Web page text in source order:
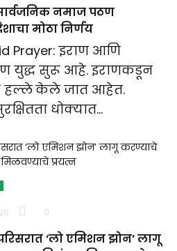
नमाज पठण
मोठा निर्णय
Prayer: इराण आणि
युद्ध सुरू आहे. इराणकडून
हल्ले केले जात आहेत.
धोक्यात…
0
‘लो एमिशन झोन’ लागू